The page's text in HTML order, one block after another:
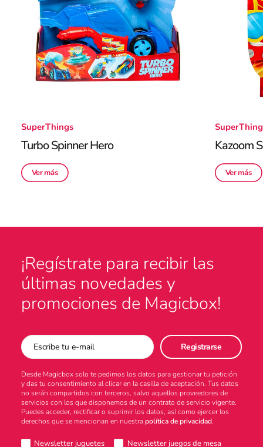
SuperThings
Turbo Spinner Hero
Ver más
Kazoom
Ver más
¡Regístrate para recibir las
últimas novedades y
promociones de Magicbox!
Desde Magicbox solo te pedimos los datos para gestionar tu petición
y das tu consentimiento al clicar en la casilla de aceptación. Tus datos
no serán compartidos con terceros, salvo aquellos proveedores de
servicios con los que disponemos de un contrato de servicio vigente.
Puedes acceder, rectificar o suprimir los datos, así como ejercer los
derechos que se mencionan en nuestrapolítica de privacidad.
Newsletter juguetes Newsletter juegos de mesa